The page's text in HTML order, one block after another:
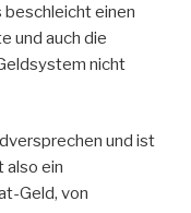
beschleicht einen
und auch die
nicht
und ist
also ein
Geld, von